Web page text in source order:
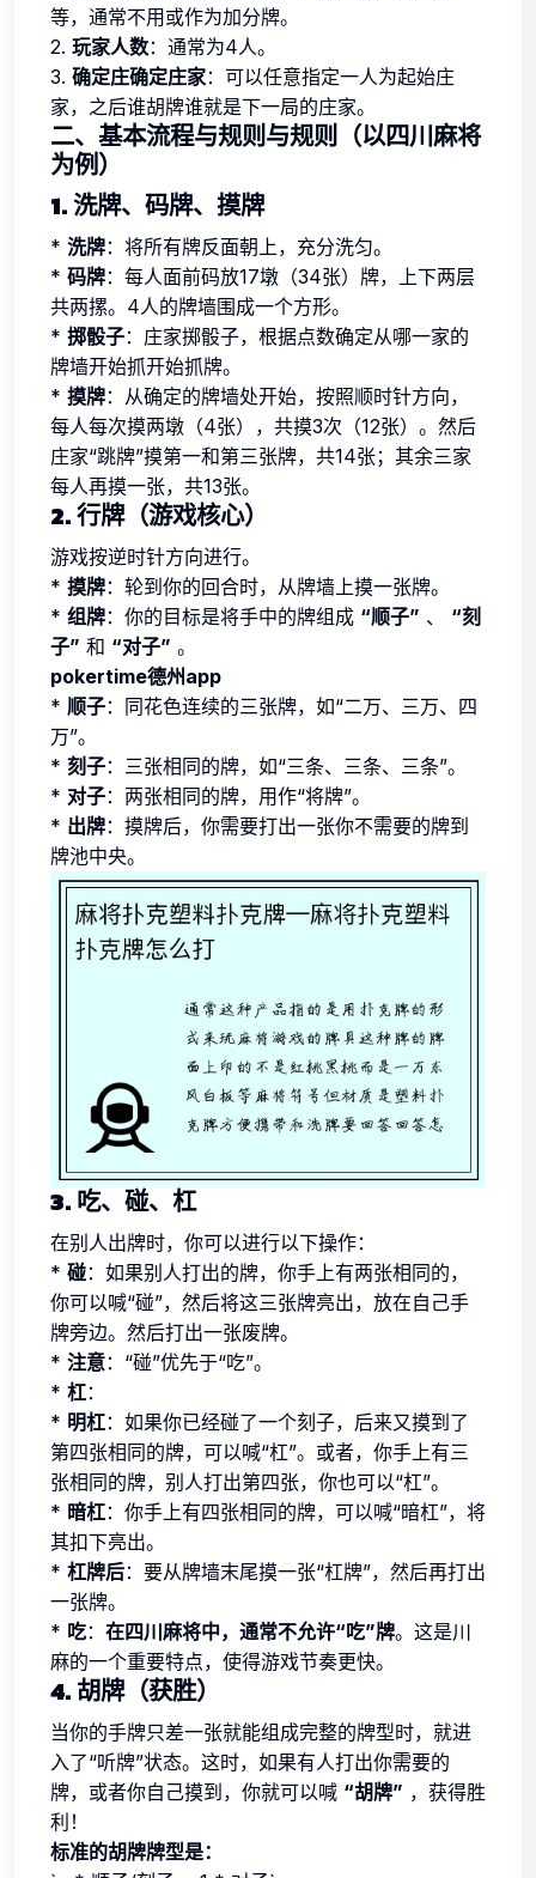
等，通常不用或作为加分牌。
2. 玩家人数：通常为4人。
3. 确定庄确定庄家：可以任意指定一人为起始庄
家，之后谁胡牌谁就是下一局的庄家。
二、基本流程与规则与规则（以四川麻将
为例）
1. 洗牌、码牌、摸牌
* 洗牌：将所有牌反面朝上，充分洗匀。
* 码牌：每人面前码放17墩（34张）牌，上下两层
共两摞。4人的牌墙围成一个方形。
* 掷骰子：庄家掷骰子，根据点数确定从哪一家的
牌墙开始抓开始抓牌。
* 摸牌：从确定的牌墙处开始，按照顺时针方向，
每人每次摸两墩（4张），共摸3次（12张）。然后
庄家“跳牌”摸第一和第三张牌，共14张；其余三家
每人再摸一张，共13张。
2. 行牌（游戏核心）
游戏按逆时针方向进行。
* 摸牌：轮到你的回合时，从牌墙上摸一张牌。
* 组牌：你的目标是将手中的牌组成 “顺子” 、 “刻
子” 和 “对子” 。
pokertime德州app
* 顺子：同花色连续的三张牌，如“二万、三万、四
万”。
* 刻子：三张相同的牌，如“三条、三条、三条”。
* 对子：两张相同的牌，用作“将牌”。
* 出牌：摸牌后，你需要打出一张你不需要的牌到
牌池中央。
3. 吃、碰、杠
在别人出牌时，你可以进行以下操作：
* 碰：如果别人打出的牌，你手上有两张相同的，
你可以喊“碰”，然后将这三张牌亮出，放在自己手
牌旁边。然后打出一张废牌。
* 注意：“碰”优先于“吃”。
* 杠：
* 明杠：如果你已经碰了一个刻子，后来又摸到了
第四张相同的牌，可以喊“杠”。或者，你手上有三
张相同的牌，别人打出第四张，你也可以“杠”。
* 暗杠：你手上有四张相同的牌，可以喊“暗杠”，将
其扣下亮出。
* 杠牌后：要从牌墙末尾摸一张“杠牌”，然后再打出
一张牌。
* 吃： 在四川麻将中，通常不允许“吃”牌。这是川
麻的一个重要特点，使得游戏节奏更快。
4. 胡牌（获胜）
当你的手牌只差一张就能组成完整的牌型时，就进
入了“听牌”状态。这时，如果有人打出你需要的
牌，或者你自己摸到，你就可以喊 “胡牌” ，获得胜
利！
标准的胡牌牌型是：